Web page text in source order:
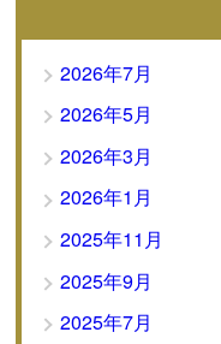
2026年7月
2026年5月
2026年3月
2026年1月
2025年11月
2025年9月
2025年7月